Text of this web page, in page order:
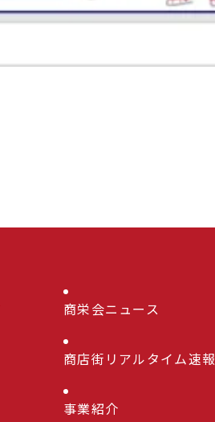
商栄会ニュース
商店街リアルタイム速報
事業紹介